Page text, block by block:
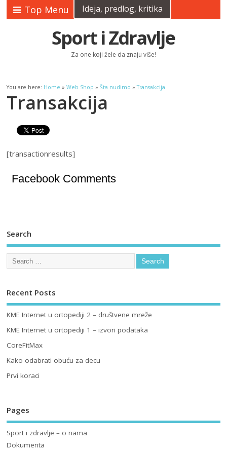
Top Menu
Sport i Zdravlje
Za one koji žele da znaju više!
You are here: Home »Web Shop »Šta nudimo »Transakcija
Transakcija
[transactionresults]
Facebook Comments
Search
Recent Posts
KME Internet u ortopediji 2 – društvene mreže
KME Internet u ortopediji 1 – izvori podataka
CoreFitMax
Kako odabrati obuću za decu
Prvi koraci
Pages
Sport i zdravlje – o nama
Dokumenta
Ideja, predlog, kritika